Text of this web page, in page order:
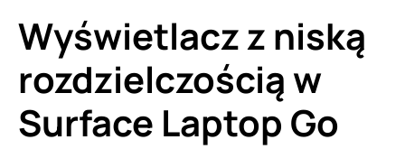
Wyświetlacz z niską
rozdzielczością w
Surface Laptop Go